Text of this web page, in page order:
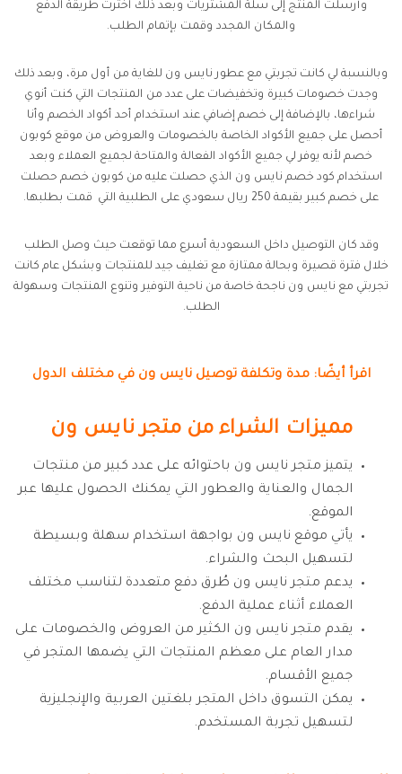
وأرسلت المنتج إلى سلة المشتريات وبعد ذلك اخترت طريقة الدفع
والمكان المجدد وقمت بإتمام الطلب.
وبالنسبة لي كانت تجربتي مع عطور نايس ون للغاية من أول مرة، وبعد ذلك
وجدت خصومات كبيرة وتخفيضات على عدد من المنتجات التي كنت أنوي
شراءها، بالإضافة إلى خصم إضافي عند استخدام أحد أكواد الخصم وأنا
أحصل على جميع الأكواد الخاصة بالخصومات والعروض من موقع كوبون
خصم لأنه يوفر لي جميع الأكواد الفعالة والمتاحة لجميع العملاء وبعد
استخدام كود خصم نايس ون الذي حصلت عليه من كوبون خصم حصلت
على خصم كبير بقيمة 250 ريال سعودي على الطلبية التي قمت بطلبها.
وقد كان التوصيل داخل السعودية أسرع مما توقعت حيث وصل الطلب
خلال فترة قصيرة وبحالة ممتازة مع تغليف جيد للمنتجات وبشكل عام كانت
تجربتي مع نايس ون ناجحة خاصة من ناحية التوفير وتنوع المنتجات وسهولة
الطلب.
اقرأ أيضًا: مدة وتكلفة توصيل نايس ون في مختلف الدول
مميزات الشراء من متجر نايس ون
يتميز متجر نايس ون باحتوائه على عدد كبير من منتجات
الجمال والعناية والعطور التي يمكنك الحصول عليها عبر
الموقع.
يأتي موقع نايس ون بواجهة استخدام سهلة وبسيطة
لتسهيل البحث والشراء.
يدعم متجر نايس ون طُرق دفع متعددة لتناسب مختلف
العملاء أثناء عملية الدفع.
يقدم متجر نايس ون الكثير من العروض والخصومات على
مدار العام على معظم المنتجات التي يضمها المتجر في
جميع الأقسام.
يمكن التسوق داخل المتجر بلغتين العربية والإنجليزية
لتسهيل تجربة المستخدم.